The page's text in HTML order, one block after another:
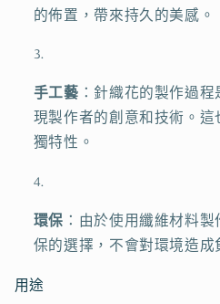
的佈置，帶來持久的美感。
手工藝 ：針織花的製作過
現製作者的創意和技術。
獨特性。
環保 ：由於使用纖維材料
保的選擇，不會對環境造成
用途